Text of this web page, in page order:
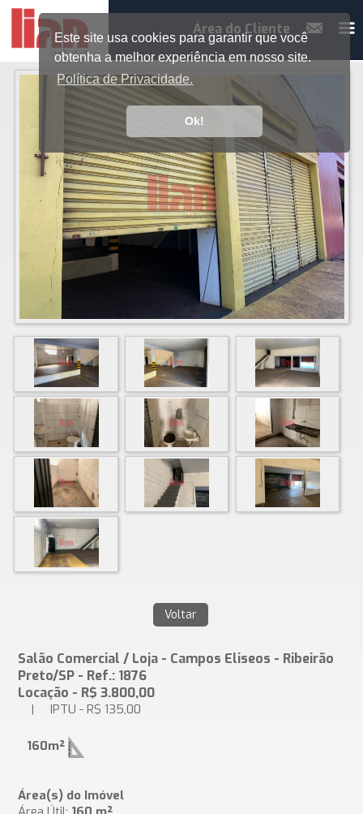
Este site usa cookies para garantir que você
obtenha a melhor experiência em nosso site.
Política de Privacidade.
Ok!
Área do Cliente
Salão Comercial / Loja - Campos Eliseos - Ribeirão
Preto/SP - Ref.: 1876
Locação - R$ 3.800,00
| IPTU - R$ 135,00
160m²
Área(s) do Imóvel